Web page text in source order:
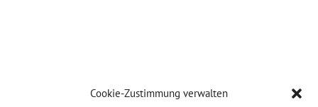
Cookie-Zustimmung verwalten